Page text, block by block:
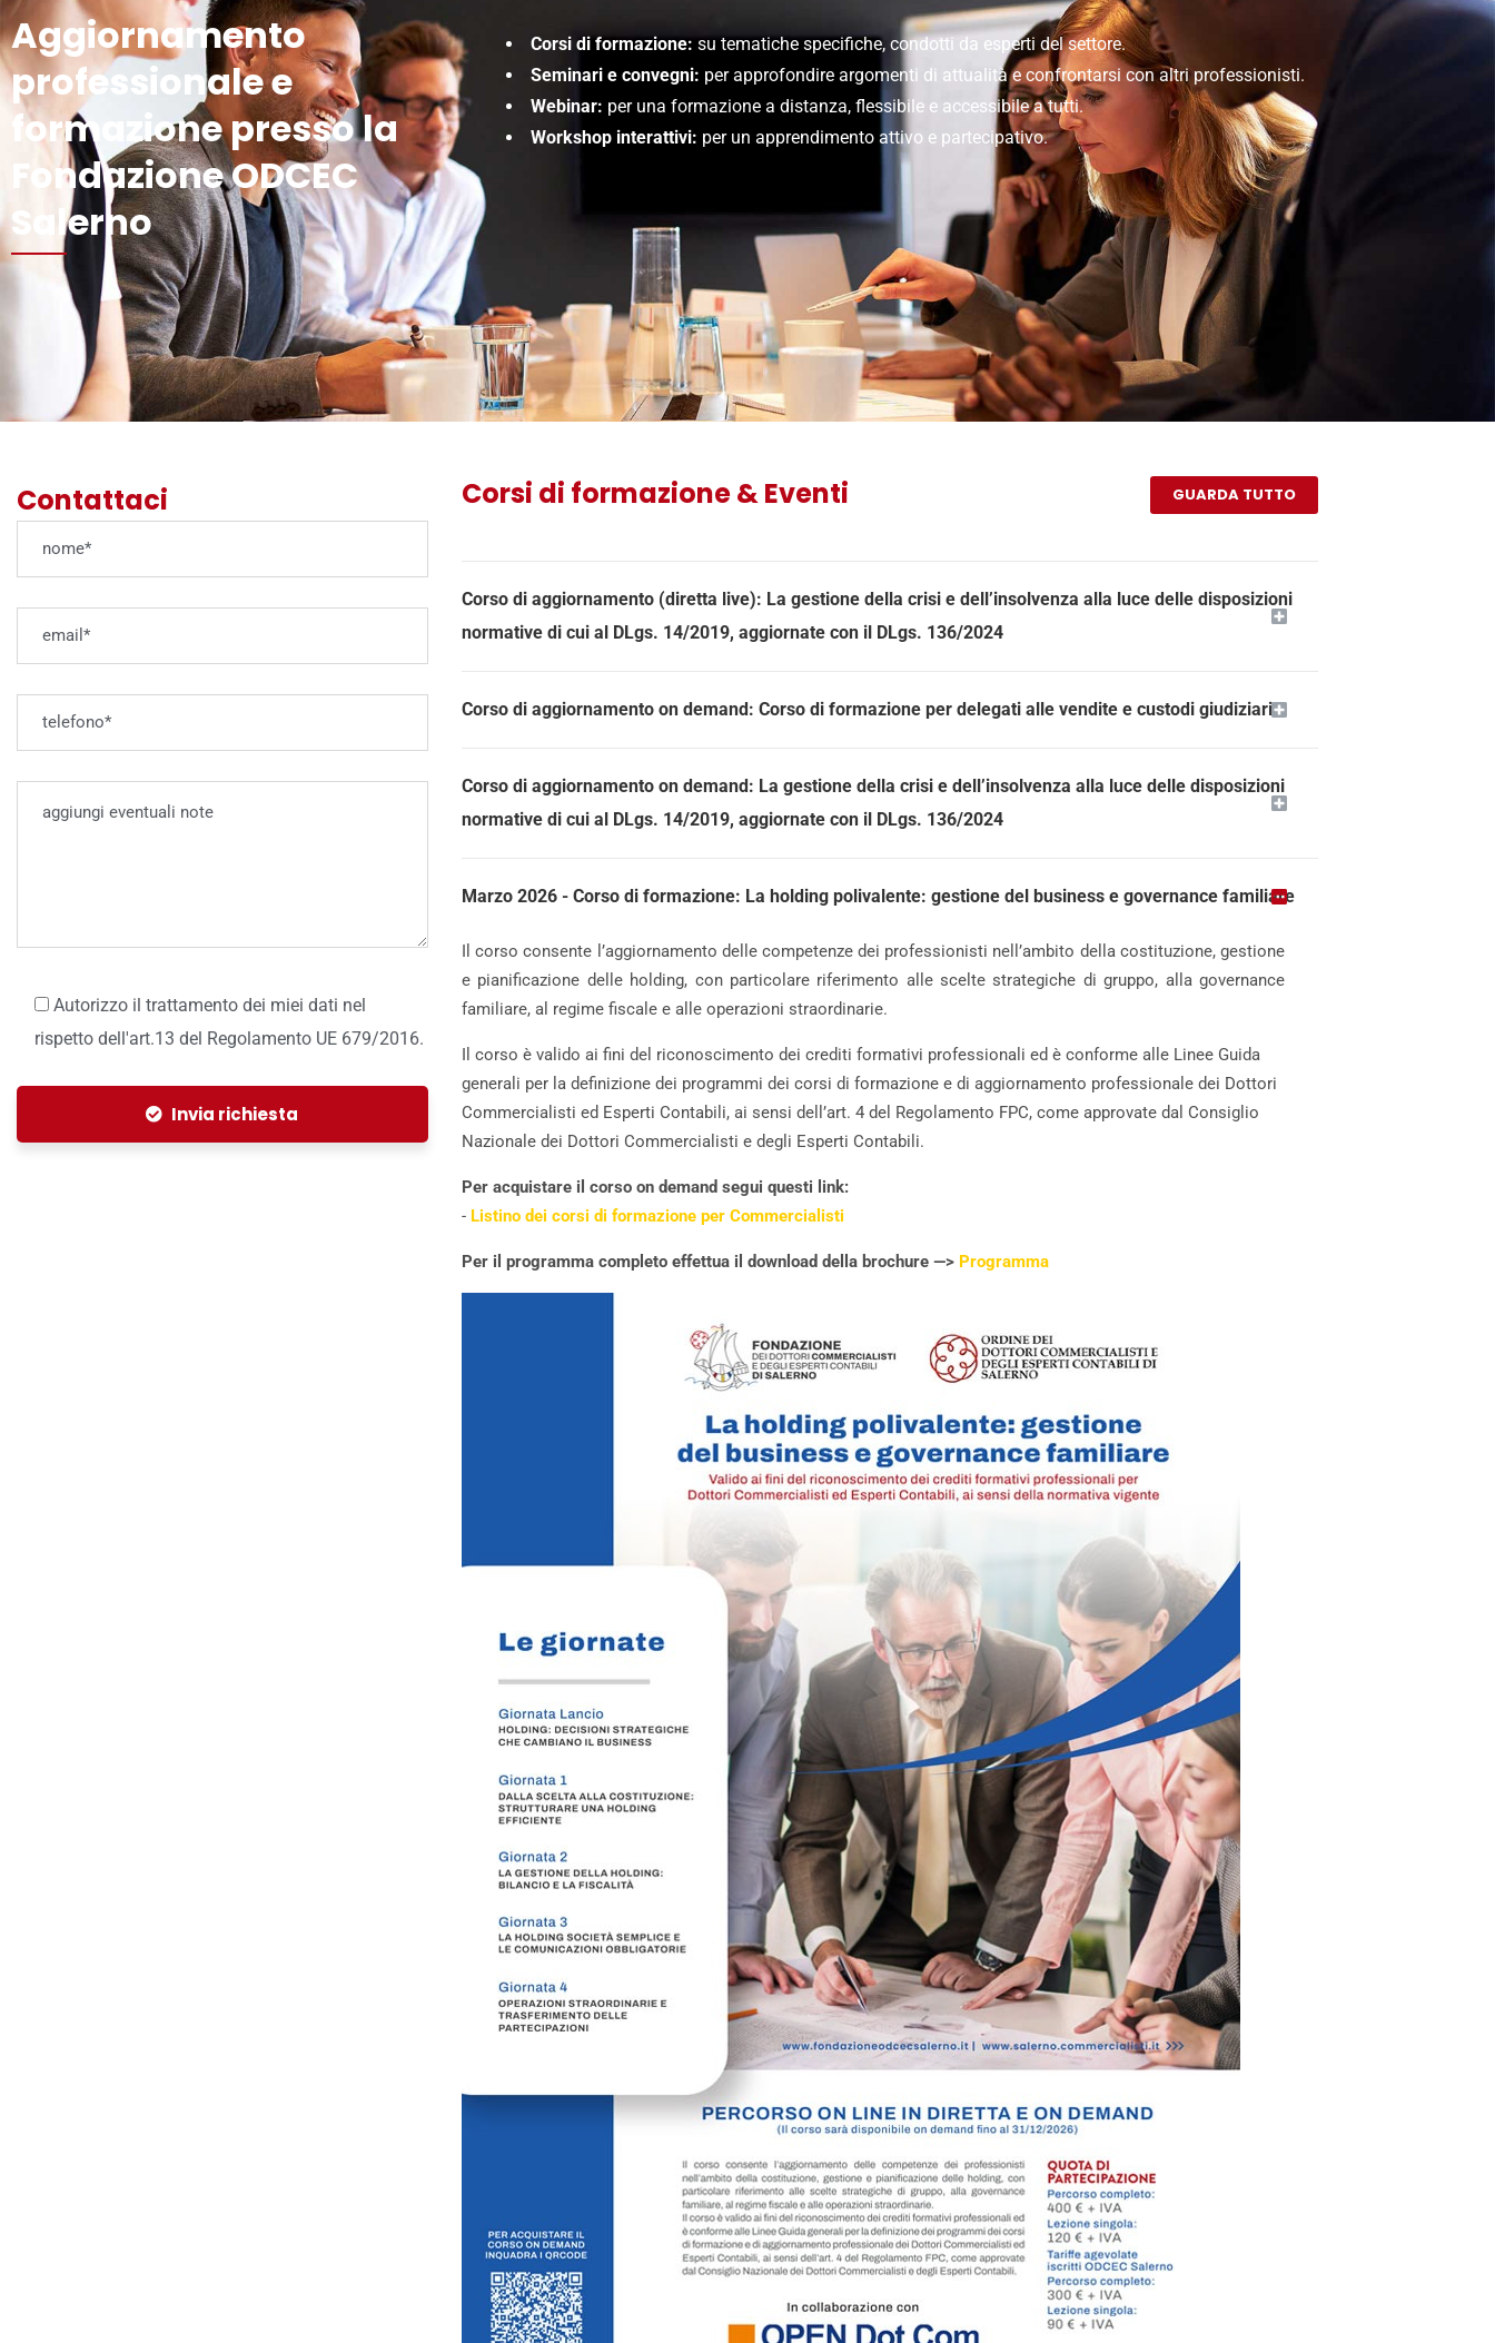
Aggiornamento
professionale e
formazione presso la
Fondazione ODCEC
Salerno
Corsi di formazione: su tematiche specifiche, condotti da esperti del settore.
Seminari e convegni: per approfondire argomenti di attualità e confrontarsi con altri professionisti.
Webinar: per una formazione a distanza, flessibile e accessibile a tutti.
Workshop interattivi: per un apprendimento attivo e partecipativo.
Contattaci
Autorizzo il trattamento dei miei dati nel
rispetto dell'art.13 del Regolamento UE 679/2016.
Invia richiesta
Corsi di formazione & Eventi GUARDA TUTTO
Corso di aggiornamento (diretta live): La gestione della crisi e dell’insolvenza alla luce delle disposizioni
normative di cui al DLgs. 14/2019, aggiornate con il DLgs. 136/2024
Corso di aggiornamento on demand: Corso di formazione per delegati alle vendite e custodi giudiziari
Corso di aggiornamento on demand: La gestione della crisi e dell’insolvenza alla luce delle disposizioni
normative di cui al DLgs. 14/2019, aggiornate con il DLgs. 136/2024
Marzo 2026 - Corso di formazione: La holding polivalente: gestione del business e governance familiare
Il corso consente l’aggiornamento delle competenze dei professionisti nell’ambito della costituzione, gestione
e pianificazione delle holding, con particolare riferimento alle scelte strategiche di gruppo, alla governance
familiare, al regime fiscale e alle operazioni straordinarie.
Il corso è valido ai fini del riconoscimento dei crediti formativi professionali ed è conforme alle Linee Guida
generali per la definizione dei programmi dei corsi di formazione e di aggiornamento professionale dei Dottori
Commercialisti ed Esperti Contabili, ai sensi dell’art. 4 del Regolamento FPC, come approvate dal Consiglio
Nazionale dei Dottori Commercialisti e degli Esperti Contabili.
Per acquistare il corso on demand segui questi link:
- Listino dei corsi di formazione per Commercialisti
Per il programma completo effettua il download della brochure —> Programma